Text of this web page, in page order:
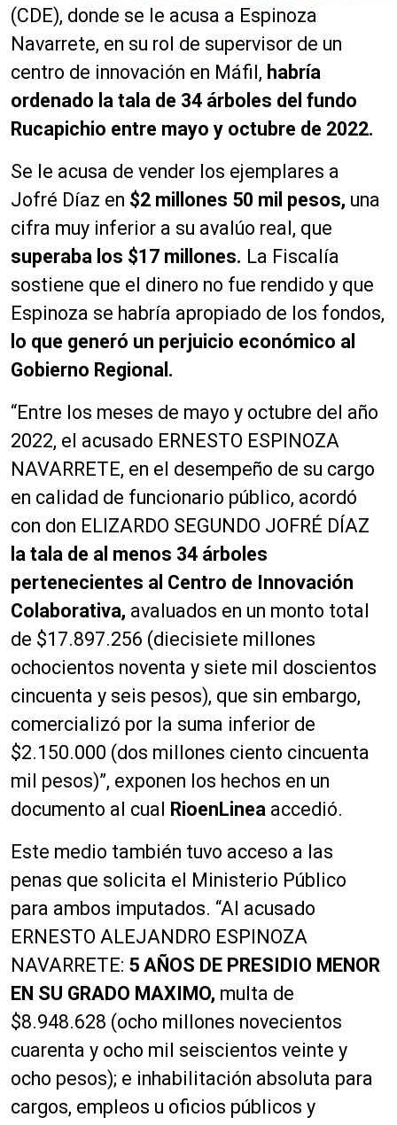
(CDE), donde se le acusa a Espinoza
Navarrete, en su rol de supervisor de un
centro de innovación en Máfil, habría
ordenado la tala de 34 árboles del fundo
Rucapichio entre mayo y octubre de 2022.
Se le acusa de vender los ejemplares a
Jofré Díaz en $2 millones 50 mil pesos, una
cifra muy inferior a su avalúo real, que
superaba los $17 millones. La Fiscalía
sostiene que el dinero no fue rendido y que
Espinoza se habría apropiado de los fondos,
lo que generó un perjuicio económico al
Gobierno Regional.
“Entre los meses de mayo y octubre del año
2022, el acusado ERNESTO ESPINOZA
NAVARRETE, en el desempeño de su cargo
en calidad de funcionario público, acordó
con don ELIZARDO SEGUNDO JOFRÉ DÍAZ
la tala de al menos 34 árboles
pertenecientes al Centro de Innovación
Colaborativa, avaluados en un monto total
de $17.897.256 (diecisiete millones
ochocientos noventa y siete mil doscientos
cincuenta y seis pesos), que sin embargo,
comercializó por la suma inferior de
$2.150.000 (dos millones ciento cincuenta
mil pesos)”, exponen los hechos en un
documento al cual RioenLinea accedió.
Este medio también tuvo acceso a las
penas que solicita el Ministerio Público
para ambos imputados. “Al acusado
ERNESTO ALEJANDRO ESPINOZA
NAVARRETE: 5 AÑOS DE PRESIDIO MENOR
EN SU GRADO MAXIMO, multa de
$8.948.628 (ocho millones novecientos
cuarenta y ocho mil seiscientos veinte y
ocho pesos); e inhabilitación absoluta para
cargos, empleos u oficios públicos y